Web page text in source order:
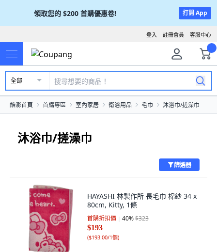
領取您的 $200 首購優惠卷! 打開 App
客服中心
註冊會員
登入
全部
酷澎首頁 首購專區 室內家居 衛浴用品 毛巾 沐浴巾/搓澡巾
沐浴巾/搓澡巾
篩選器
HAYASHI 林製作所 長毛巾 棉紗 34 x
80cm, Kitty, 1條
首購折扣價 40%$323
$193
($193.00/1個)